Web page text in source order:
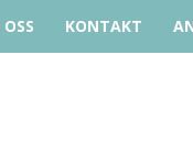
KONTAKT